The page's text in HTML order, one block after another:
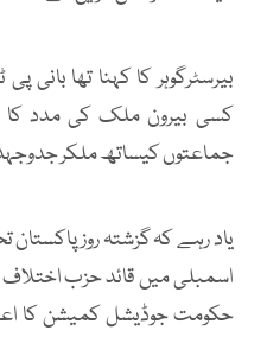
بیرسٹرگوہر کا کہنا تھا
کسی بیرون ملک کی مدد کا
جماعتوں کیساتھ ملکر
یاد رہے کہ گزشتہ روز
اسمبلی میں قائد حزب اختلاف
حکومت جوڈیشل کمیشن کا